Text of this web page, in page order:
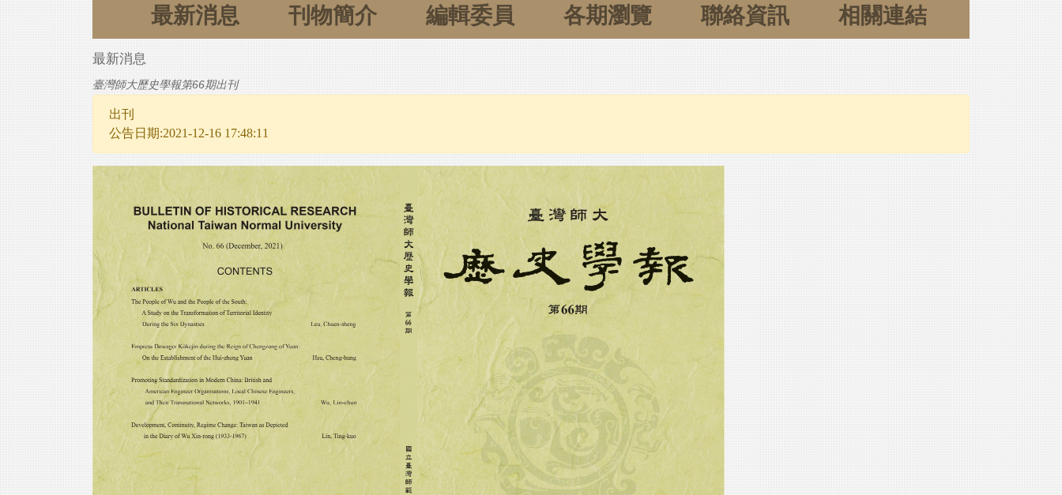
最新消息 刊物簡介 編輯委員 各期瀏覽 聯絡資訊 相關連結
最新消息
臺灣師大歷史學報第66期出刊
出刊
公告日期:2021-12-16 17:48:11